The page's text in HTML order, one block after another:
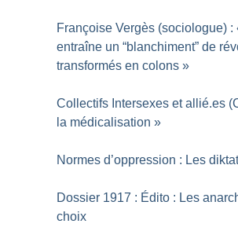
Françoise Vergès (sociologue) :
entraîne un “blanchiment” de
transformés en colons »
Collectifs Intersexes et allié.es
la médicalisation »
Normes d’oppression : Les
Dossier 1917 : Édito : Les
choix